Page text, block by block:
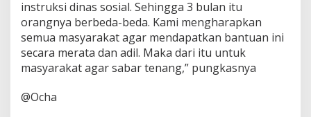
instruksi dinas sosial. Sehingga 3 bulan itu
orangnya berbeda-beda. Kami mengharapkan
semua masyarakat agar mendapatkan bantuan ini
secara merata dan adil. Maka dari itu untuk
masyarakat agar sabar tenang,” pungkasnya
@Ocha